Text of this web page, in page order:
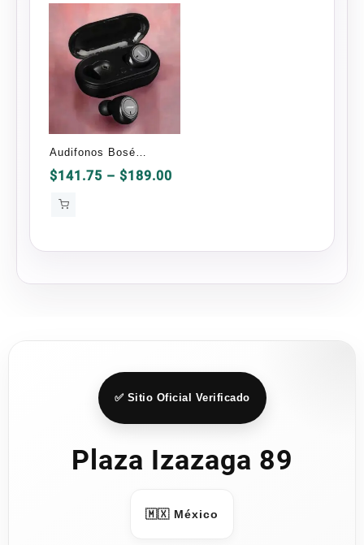
Audifonos Bosé
Bluetooth TWS-1 OEM
$141.75 – $189.00
✅ Sitio Oficial Verificado
Plaza Izazaga 89
🇲🇽 México